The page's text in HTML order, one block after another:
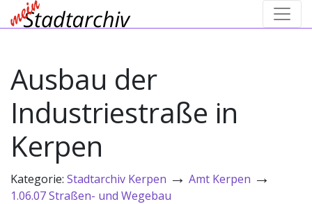
Ausbau der
Industriestraße in
Kerpen
Kategorie: Stadtarchiv Kerpen → Amt Kerpen →
1.06.07 Straßen- und Wegebau